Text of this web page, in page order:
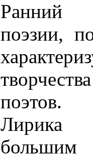
Ранний
поэзии,
поэтов.
Лирика